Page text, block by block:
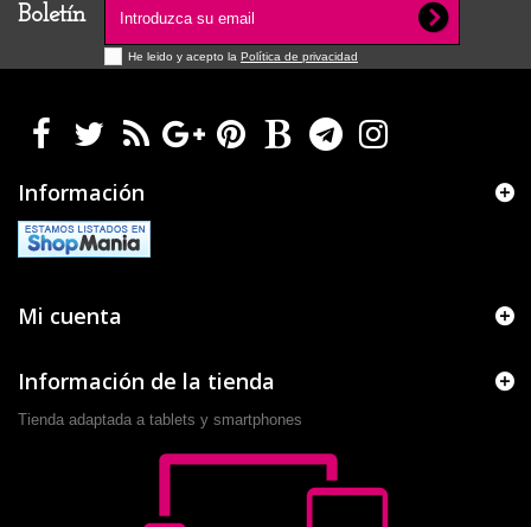
Boletín
He leido y acepto la Política de privacidad
Información
Mi cuenta
Información de la tienda
Tienda adaptada a tablets y smartphones